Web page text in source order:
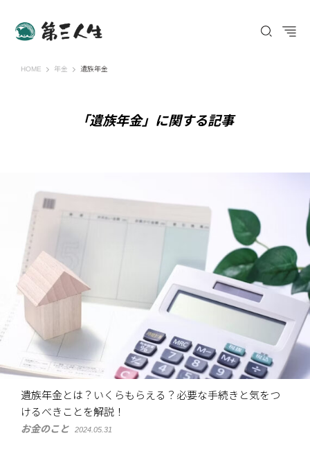
HOME 第三人生 〜寄り道の歩き方〜
年金 遺族年金
「遺族年金」に関する記事
遺族年金とは？いくらもらえる？必要な手続きと気をつ
けるべきことを解説！
お金のこと 2024.05.31